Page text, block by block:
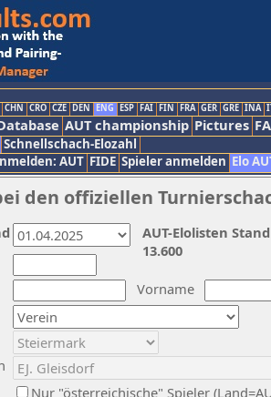
CHN CRO CZE DEN ENG ESP FAI FIN FRA GER GRE INA
AUT championship Pictures
Schnellschach-Elozahl
AUT FIDE Spieler anmelden Elo
den offiziellen
Vorname
Nur "österreichische" Spieler
AUT-Elolisten
13.600